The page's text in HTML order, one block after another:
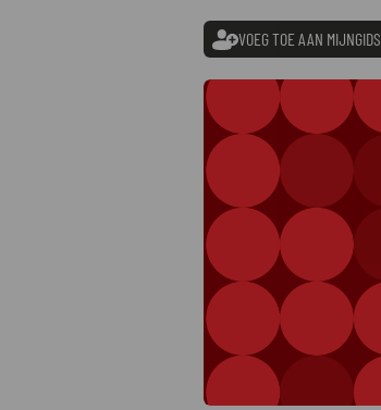
VOEG TOE AAN MIJNGIDS